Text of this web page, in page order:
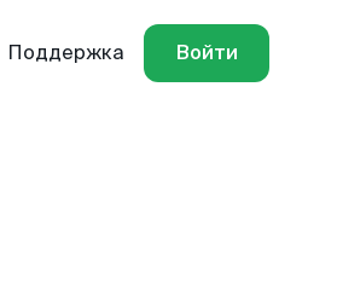
Поддержка Войти